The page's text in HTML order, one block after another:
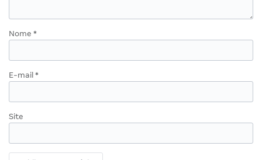
Nome *
E-mail *
Site